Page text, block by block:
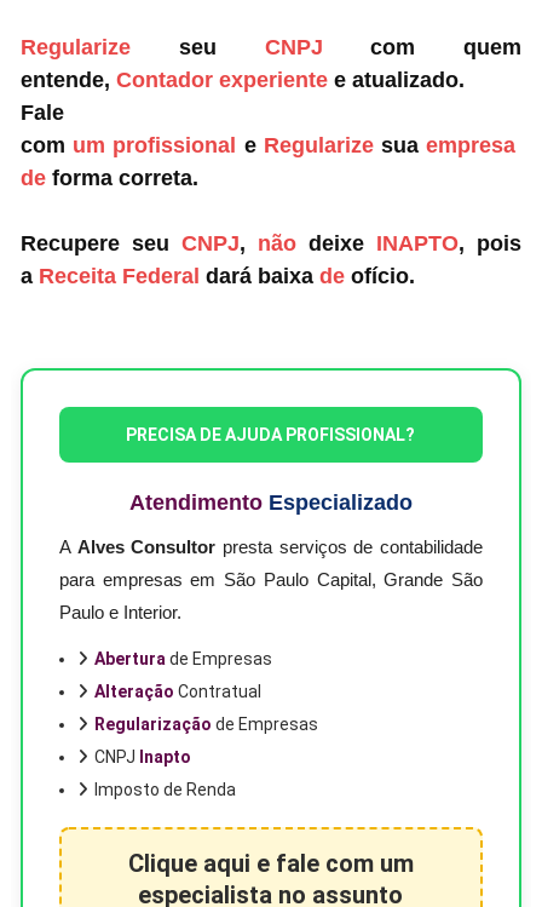
Regularizeseu CNPJ com quem
entende, Contador experientee atualizado.
Fale
com um profissional e Regularizesuaempresa
deforma correta.
Recupere seu CNPJ, não deixe INAPTO, pois
a Receita Federal dará baixa deofício.
PRECISA DE AJUDA PROFISSIONAL?
AtendimentoEspecializado
A Alves Consultor presta serviços de contabilidade
para empresas em São Paulo Capital, Grande São
Paulo e Interior.
Aberturade Empresas
Alteração Contratual
Regularização de Empresas
CNPJ Inapto
Imposto de Renda
Clique aqui e fale com um
especialista no assunto